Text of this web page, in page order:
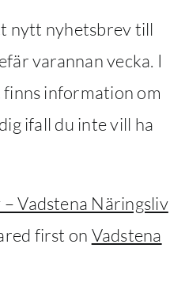
nytt nyhetsbrev till
varannan vecka. I
information om
ifall du inte vill ha
Vadstena Näringsliv
first on Vadstena